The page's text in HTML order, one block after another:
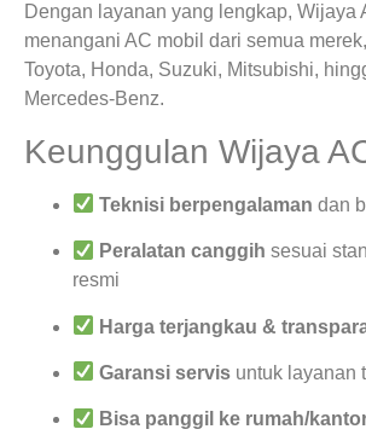
Dengan layanan yang lengkap, Wijaya
menangani AC mobil dari semua
Toyota, Honda, Suzuki, Mitsubishi,
Mercedes-Benz.
Keunggulan Wijaya
Teknisi berpengalaman dan
Peralatan canggih sesuai
resmi
Harga terjangkau &
Garansi servis untuk layanan
Bisa panggil ke rumah/